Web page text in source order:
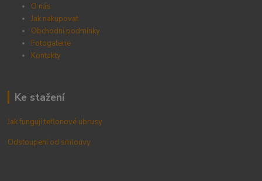
O nás
Jak nakupovat
Obchodní podmínky
Fotogalerie
Kontakty
Ke stažení
Jak fungují teflonové ubrusy
Odstoupení od smlouvy